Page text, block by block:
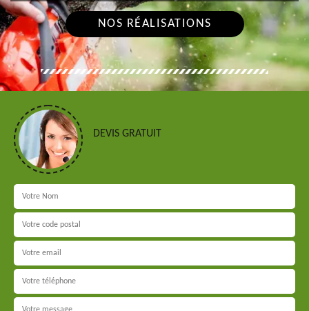
NOS RÉALISATIONS
DEVIS GRATUIT